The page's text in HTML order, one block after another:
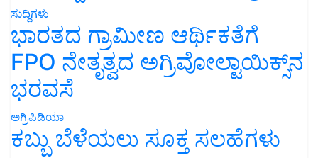
ಸುದ್ದಿಗಳು
ಭಾರತದ ಗ್ರಾಮೀಣ ಆರ್ಥಿಕತೆಗೆ
FPO ನೇತೃತ್ವದ ಅಗ್ರಿವೋಲ್ಟಾಯಿಕ್ಸ್‌ನ
ಭರವಸೆ
ಅಗ್ರಿಪಿಡಿಯಾ
ಕಬ್ಬು ಬೆಳೆಯಲು ಸೂಕ್ತ ಸಲಹೆಗಳು